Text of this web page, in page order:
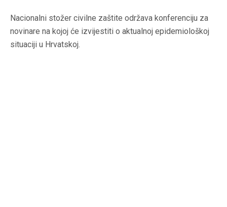
Nacionalni stožer civilne zaštite održava konferenciju za
novinare na kojoj će izvijestiti o aktualnoj epidemiološkoj
situaciji u Hrvatskoj.